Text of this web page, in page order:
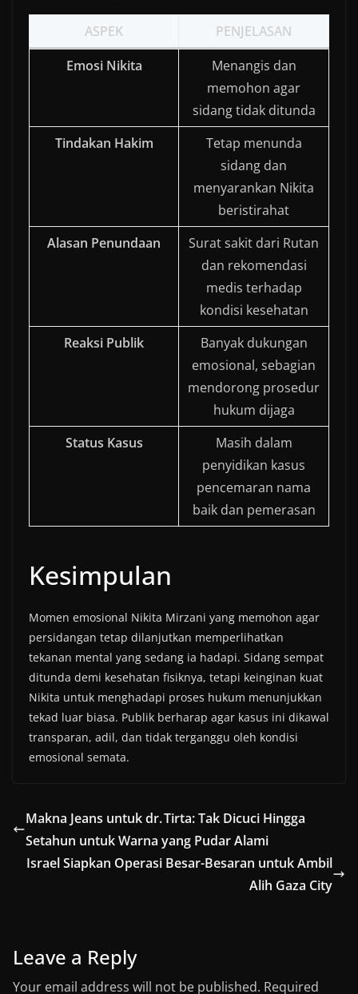
ASPEK
PENJELASAN
Emosi Nikita
Menangis dan
memohon agar
sidang tidak ditunda
Tindakan Hakim
Tetap menunda
sidang dan
menyarankan Nikita
beristirahat
Alasan Penundaan
Surat sakit dari Rutan
dan rekomendasi
medis terhadap
kondisi kesehatan
Reaksi Publik
Banyak dukungan
emosional, sebagian
mendorong prosedur
hukum dijaga
Status Kasus
Masih dalam
penyidikan kasus
pencemaran nama
baik dan pemerasan
Kesimpulan
Momen emosional Nikita Mirzani yang memohon agar
persidangan tetap dilanjutkan memperlihatkan
tekanan mental yang sedang ia hadapi. Sidang sempat
ditunda demi kesehatan fisiknya, tetapi keinginan kuat
Nikita untuk menghadapi proses hukum menunjukkan
tekad luar biasa. Publik berharap agar kasus ini dikawal
transparan, adil, dan tidak terganggu oleh kondisi
emosional semata.
Makna Jeans untuk dr. Tirta: Tak Dicuci Hingga
Setahun untuk Warna yang Pudar Alami
Israel Siapkan Operasi Besar-Besaran untuk Ambil
Alih Gaza City
Leave a Reply
Your email address will not be published. Required